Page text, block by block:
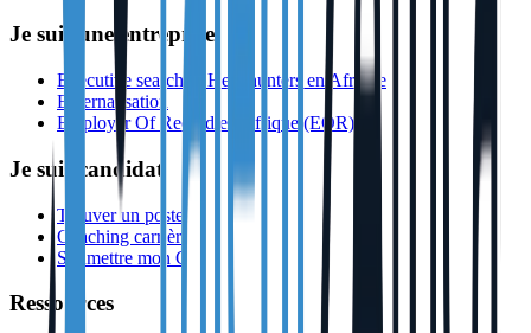
Je suis une entreprise
Executive search & Headhunters en Afrique
Externalisation
Employer Of Record en Afrique (EOR)
Je suis candidat
Trouver un poste
Coaching carrière
Soumettre mon CV
Ressources